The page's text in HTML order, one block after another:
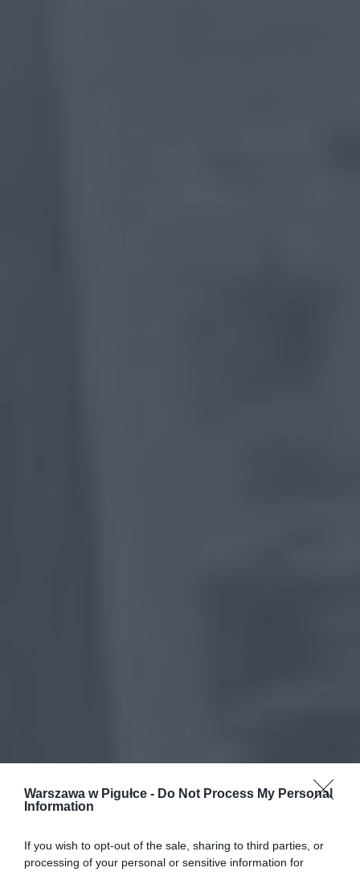
Warszawa w Pigułce - Do Not Process My Personal
Information
If you wish to opt-out of the sale, sharing to third parties, or
processing of your personal or sensitive information for